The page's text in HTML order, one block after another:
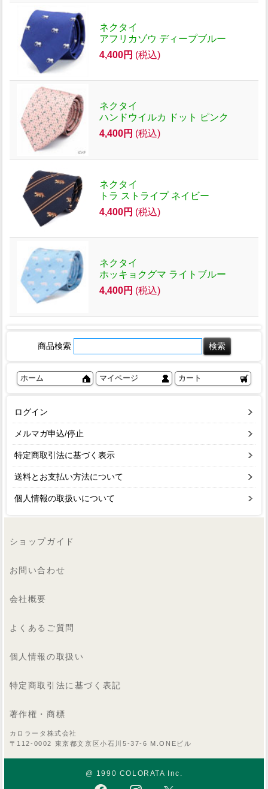
ネクタイ
アフリカゾウ ディープブルー
4,400円 (税込)
ネクタイ
ハンドウイルカ ドット ピンク
4,400円 (税込)
ネクタイ
トラ ストライプ ネイビー
4,400円 (税込)
ネクタイ
ホッキョクグマ ライトブルー
4,400円 (税込)
商品検索
ホーム マイページ カート
ログイン
メルマガ申込/停止
特定商取引法に基づく表示
送料とお支払い方法について
個人情報の取扱いについて
ショップガイド
お問い合わせ
会社概要
よくあるご質問
個人情報の取扱い
特定商取引法に基づく表記
著作権・商標
カロラータ株式会社
〒112-0002 東京都文京区小石川5-37-6 M.ONEビル
@ 1990 COLORATA Inc.